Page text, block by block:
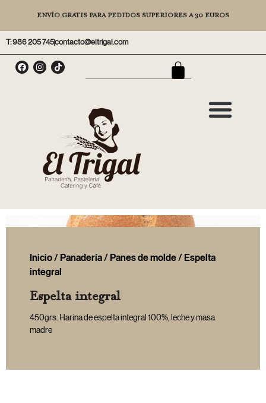
ENVÍO GRATIS PARA PEDIDOS SUPERIORES A 30 EUROS
T: 986 205 745contacto@eltrigal.com
Inicio/Panadería/Panes de molde/ Espelta
integral
Espelta integral
450grs. Harina de espelta integral 100%, leche y masa
madre